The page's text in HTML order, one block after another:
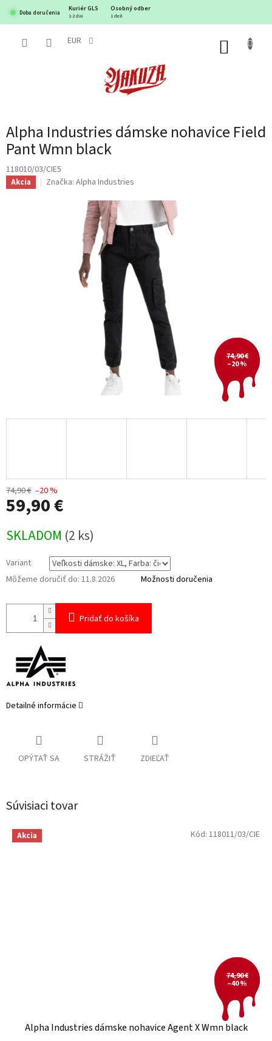
obsah
Doba doručenia
Kuriér GLS Osobný odber
1-2 dni 1 deň
EUR
Alpha Industries dámske nohavice Field
Pant Wmn black
118010/03/CIE5
Akcia Značka: Alpha Industries
74,90 €
–20 %
74,90 € –20 %
59,90 €
cena:
SKLADOM (2 ks)
Variant
Môžeme doručiť do: 11.8.2026 Možnosti doručenia
Pridať do košíka
Detailné informácie
OPÝTAŤ SA STRÁŽIŤ ZDIEĽAŤ
Súvisiaci tovar
Akcia
74,90 €
–40 %
Alpha Industries dámske nohavice Agent X Wmn black
Kód: 118011/03/CIE